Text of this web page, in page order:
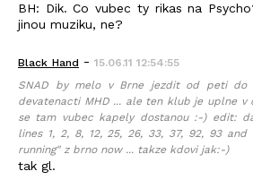
BH: Dik. Co vubec ty rikas na
jinou muziku, ne?
Black_Hand - 15.06.11 12:54:55
SNAD by melo v Brne jezdit od peti
devatenacti MHD ... ale ten klub je uplne v
se tam vubec kapely dostanou :-) edit:
lines 1, 2, 8, 12, 25, 26, 33, 37, 92, 93
running" z brno now ... takze kdovi jak:-)
tak gl.